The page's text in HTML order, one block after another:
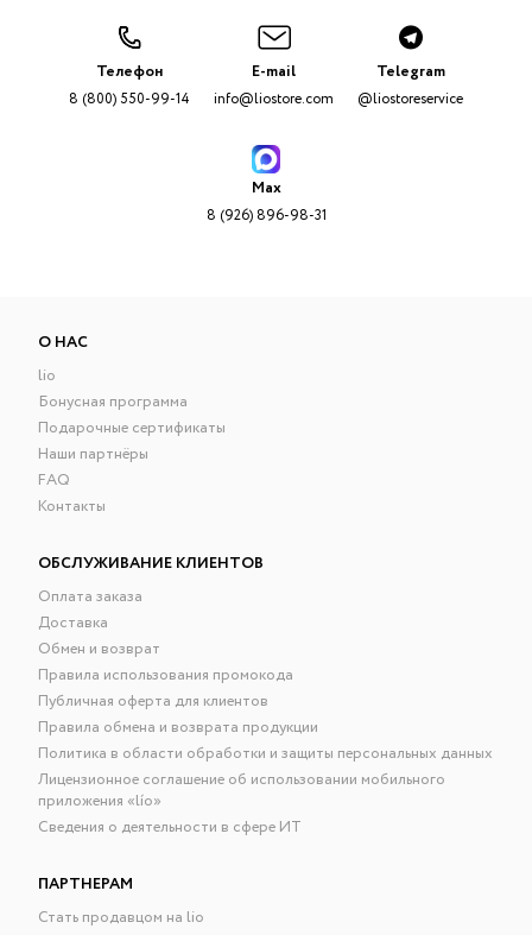
Телефон
8 (800) 550-99-14
E-mail
info@liostore.com
Telegram
@liostoreservice
Max
8 (926) 896-98-31
О НАС
lio
Бонусная программа
Подарочные сертификаты
Наши партнёры
FAQ
Контакты
ОБСЛУЖИВАНИЕ КЛИЕНТОВ
Оплата заказа
Доставка
Обмен и возврат
Правила использования промокода
Публичная оферта для клиентов
Правила обмена и возврата продукции
Политика в области обработки и защиты персональных данных
Лицензионное соглашение об использовании мобильного
приложения «lío»
Сведения о деятельности в сфере ИТ
ПАРТНЕРАМ
Стать продавцом на lio